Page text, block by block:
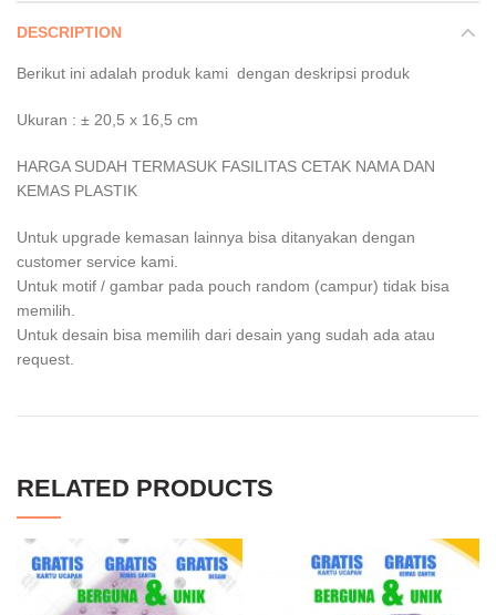
DESCRIPTION
Berikut ini adalah produk kami dengan deskripsi produk
Ukuran : ± 20,5 x 16,5 cm
HARGA SUDAH TERMASUK FASILITAS CETAK NAMA DAN
KEMAS PLASTIK
Untuk upgrade kemasan lainnya bisa ditanyakan dengan
customer service kami.
Untuk motif / gambar pada pouch random (campur) tidak bisa
memilih.
Untuk desain bisa memilih dari desain yang sudah ada atau
request.
RELATED PRODUCTS